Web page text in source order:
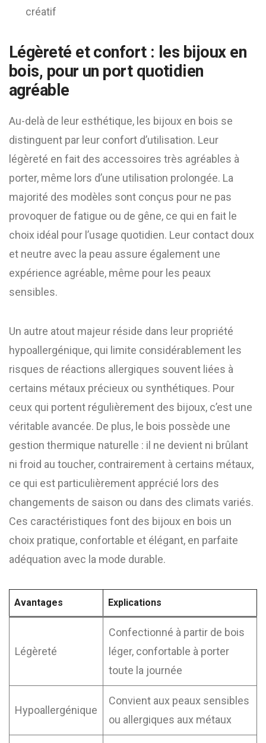
créatif
Légèreté et confort : les bijoux en
bois, pour un port quotidien
agréable
Au-delà de leur esthétique, les bijoux en bois se
distinguent par leur confort d’utilisation. Leur
légèreté en fait des accessoires très agréables à
porter, même lors d’une utilisation prolongée. La
majorité des modèles sont conçus pour ne pas
provoquer de fatigue ou de gêne, ce qui en fait le
choix idéal pour l’usage quotidien. Leur contact doux
et neutre avec la peau assure également une
expérience agréable, même pour les peaux
sensibles.
Un autre atout majeur réside dans leur propriété
hypoallergénique, qui limite considérablement les
risques de réactions allergiques souvent liées à
certains métaux précieux ou synthétiques. Pour
ceux qui portent régulièrement des bijoux, c’est une
véritable avancée. De plus, le bois possède une
gestion thermique naturelle : il ne devient ni brûlant
ni froid au toucher, contrairement à certains métaux,
ce qui est particulièrement apprécié lors des
changements de saison ou dans des climats variés.
Ces caractéristiques font des bijoux en bois un
choix pratique, confortable et élégant, en parfaite
adéquation avec la mode durable.
Avantages Explications
Légèreté
Confectionné à partir de bois
léger, confortable à porter
toute la journée
Hypoallergénique
Convient aux peaux sensibles
ou allergiques aux métaux